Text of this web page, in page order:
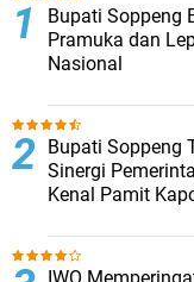
Bupati Soppeng
Pramuka dan
Nasional
Bupati Soppeng
Sinergi
Kenal Pamit